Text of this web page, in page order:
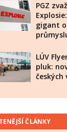
PGZ
gigant
LÚV
pluk:
českých
ČLÁNKY